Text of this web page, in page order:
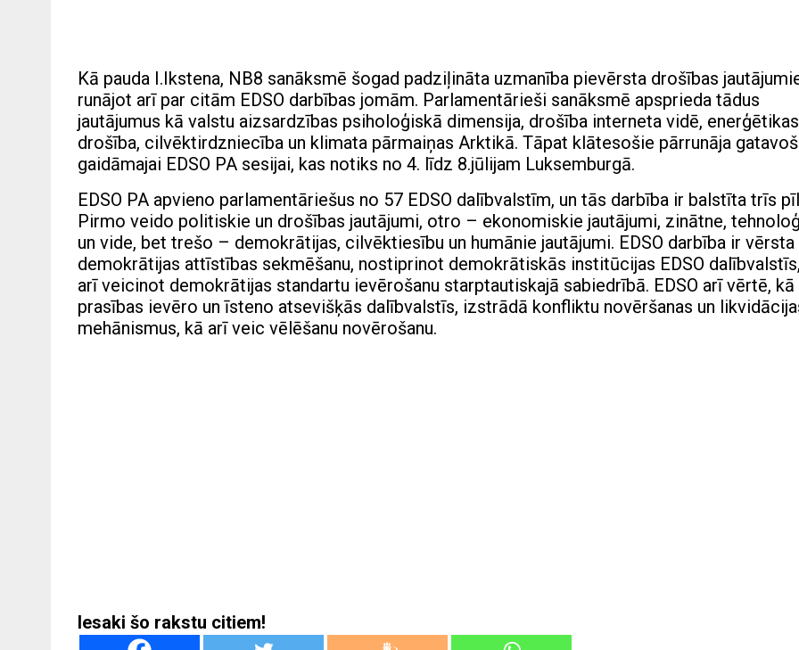
Kā pauda I.Ikstena, NB8 sanāksmē šogad padziļināta uzmanība pievērsta drošības
runājot arī par citām EDSO darbības jomām. Parlamentārieši sanāksmē apsprieda tādus
jautājumus kā valstu aizsardzības psiholoģiskā dimensija, drošība interneta vidē, enerģētikas
drošība, cilvēktirdzniecība un klimata pārmaiņas Arktikā. Tāpat klātesošie pārrunāja
gaidāmajai EDSO PA sesijai, kas notiks no 4. līdz 8.jūlijam Luksemburgā.
EDSO PA apvieno parlamentāriešus no 57 EDSO dalībvalstīm, un tās darbība ir balstīta trīs
Pirmo veido politiskie un drošības jautājumi, otro – ekonomiskie jautājumi, zinātne,
un vide, bet trešo – demokrātijas, cilvēktiesību un humānie jautājumi. EDSO darbība ir vērsta
demokrātijas attīstības sekmēšanu, nostiprinot demokrātiskās institūcijas EDSO
arī veicinot demokrātijas standartu ievērošanu starptautiskajā sabiedrībā. EDSO arī vērtē, kā
prasības ievēro un īsteno atsevišķās dalībvalstīs, izstrādā konfliktu novēršanas un
mehānismus, kā arī veic vēlēšanu novērošanu.
Iesaki šo rakstu citiem!